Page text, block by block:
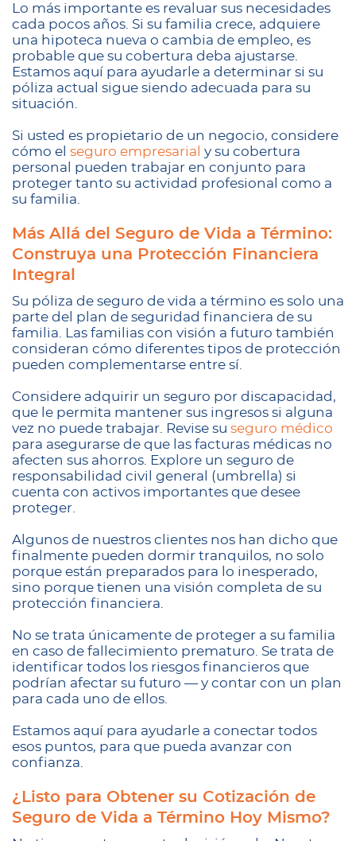
Lo más importante es revaluar sus necesidades
cada pocos años. Si su familia crece, adquiere
una hipoteca nueva o cambia de empleo, es
probable que su cobertura deba ajustarse.
Estamos aquí para ayudarle a determinar si su
póliza actual sigue siendo adecuada para su
situación.
Si usted es propietario de un negocio, considere
cómo el seguro empresarial y su cobertura
personal pueden trabajar en conjunto para
proteger tanto su actividad profesional como a
su familia.
Más Allá del Seguro de Vida a Término:
Construya una Protección Financiera
Integral
Su póliza de seguro de vida a término es solo una
parte del plan de seguridad financiera de su
familia. Las familias con visión a futuro también
consideran cómo diferentes tipos de protección
pueden complementarse entre sí.
Considere adquirir un seguro por discapacidad,
que le permita mantener sus ingresos si alguna
vez no puede trabajar. Revise su seguro médico
para asegurarse de que las facturas médicas no
afecten sus ahorros. Explore un seguro de
responsabilidad civil general (umbrella) si
cuenta con activos importantes que desee
proteger.
Algunos de nuestros clientes nos han dicho que
finalmente pueden dormir tranquilos, no solo
porque están preparados para lo inesperado,
sino porque tienen una visión completa de su
protección financiera.
No se trata únicamente de proteger a su familia
en caso de fallecimiento prematuro. Se trata de
identificar todos los riesgos financieros que
podrían afectar su futuro — y contar con un plan
para cada uno de ellos.
Estamos aquí para ayudarle a conectar todos
esos puntos, para que pueda avanzar con
confianza.
¿Listo para Obtener su Cotización de
Seguro de Vida a Término Hoy Mismo?